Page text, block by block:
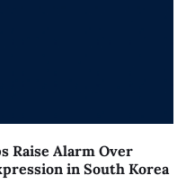
Raise Alarm Over
in South Korea